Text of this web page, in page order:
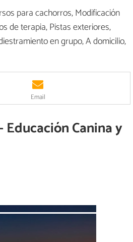
para cachorros, Modificación
de terapia, Pistas exteriores,
en grupo, A domicilio,
Email
Canina y